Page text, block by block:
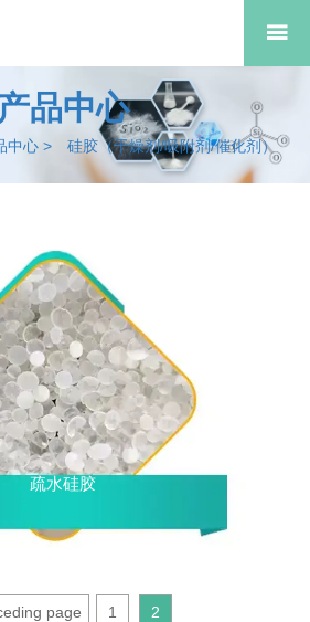

产品中心
中心 > 硅胶（干燥剂/吸附剂/催化剂）
疏水硅胶
page 1 2